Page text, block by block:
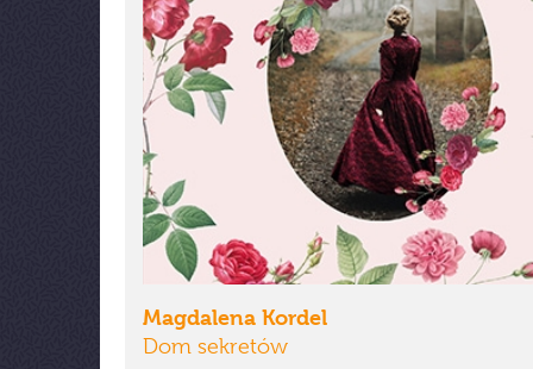
Magdalena Kordel
Dom sekretów